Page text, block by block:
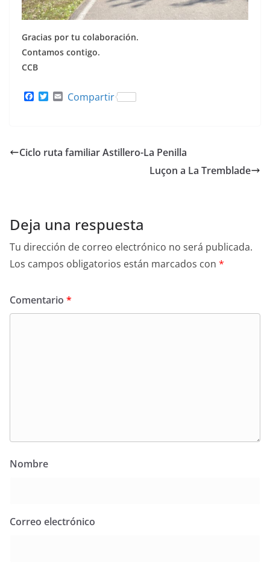
Gracias por tu colaboración.
Contamos contigo.
CCB
o
T
r
Compartir
Ciclo ruta familiar Astillero-La Penilla
Luçon a La Tremblade
Deja una respuesta
Tu dirección de correo electrónico no será publicada.
Los campos obligatorios están marcados con *
Comentario *
Nombre
Correo electrónico